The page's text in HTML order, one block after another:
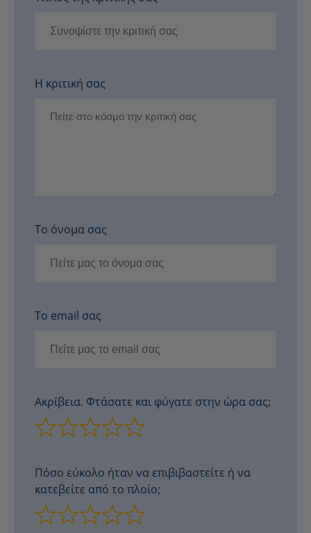
Η κριτική σας
Το όνομα σας
Το email σας
Ακρίβεια. Φτάσατε και φύγατε στην ώρα σας;
Πόσο εύκολο ήταν να επιβιβαστείτε ή να
κατεβείτε από το πλοίο;